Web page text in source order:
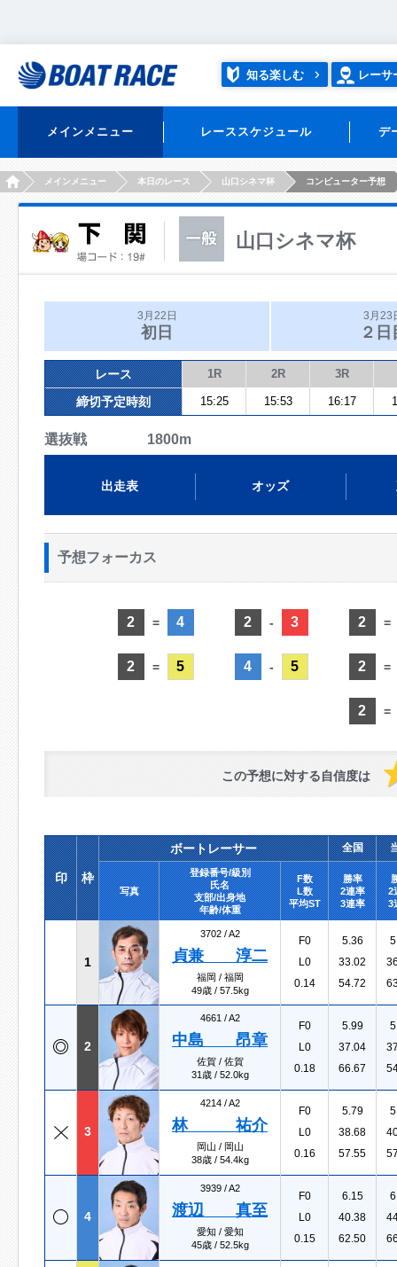
知る楽しむ レーサ
メインメニュー レーススケジュール デ
HOMEメインメニュー 本日のレース 山口シネマ杯 コンピューター予想
山口シネマ杯
3月22日
初日
3月23
２日
レース 1R 2R 3R
締切予定時刻 15:25 15:53 16:17
選抜戦 1800m
出走表 オッズ
予想フォーカス
2 = 4
2 = 5
2 - 3
4 - 5
2 =
2 =
2 =
この予想に対する自信度は
印 枠
ボートレーサー 全国
写真
登録番号/級別
氏名
支部/出身地
年齢/体重
F数
L数
平均ST
勝率
2連率
3連率
2
3
1
3702 /A2
貞兼 淳二
福岡 / 福岡
49歳 / 57.5kg
F0
L0
0.14
5.36
33.02
54.72
2
4661 /A2
中島 昂章
佐賀 / 佐賀
31歳 / 52.0kg
F0
L0
0.18
5.99
37.04
66.67
3
4214 /A2
林 祐介
岡山 / 岡山
38歳 / 54.4kg
F0
L0
0.16
5.79
38.68
57.55
4
3939 /A2
渡辺 真至
愛知 / 愛知
45歳 / 52.5kg
F0
L0
0.15
6.15
40.38
62.50